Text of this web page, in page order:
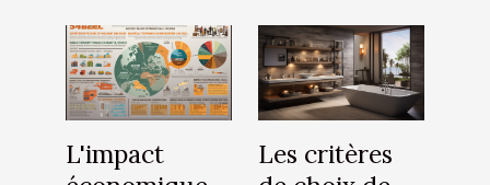
L'impact
Les critères